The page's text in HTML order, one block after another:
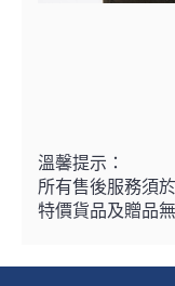
溫馨提示：
所有售後服務須
特價貨品及贈品